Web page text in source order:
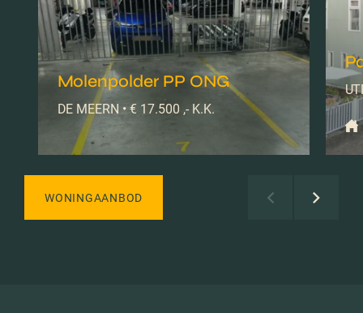
Molenpolder PP ONG
DE MEERN • € 17.500 ,- K.K.
WONINGAANBOD